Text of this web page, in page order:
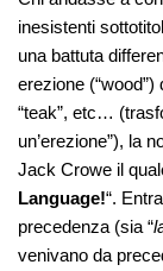
inesistenti
una battuta
erezione
“teak”, etc…
un’erezione”), la
Jack Crowe il
Language!“.
precedenza (sia “
venivano da